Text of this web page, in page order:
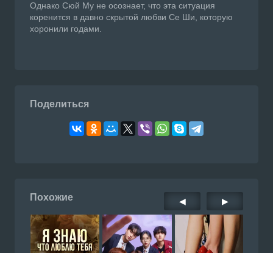
Однако Сюй Му не осознает, что эта ситуация
коренится в давно скрытой любви Се Ши, которую
хоронили годами.
Поделиться
Похожие ◀ ▶